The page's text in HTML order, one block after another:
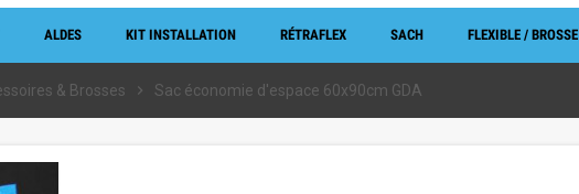
ALDES KIT INSTALLATION RÉTRAFLEX SACH FLEXIBLE / BROSSE
& Brosses chevron_right Sac économie d'espace 60x90cm GDA